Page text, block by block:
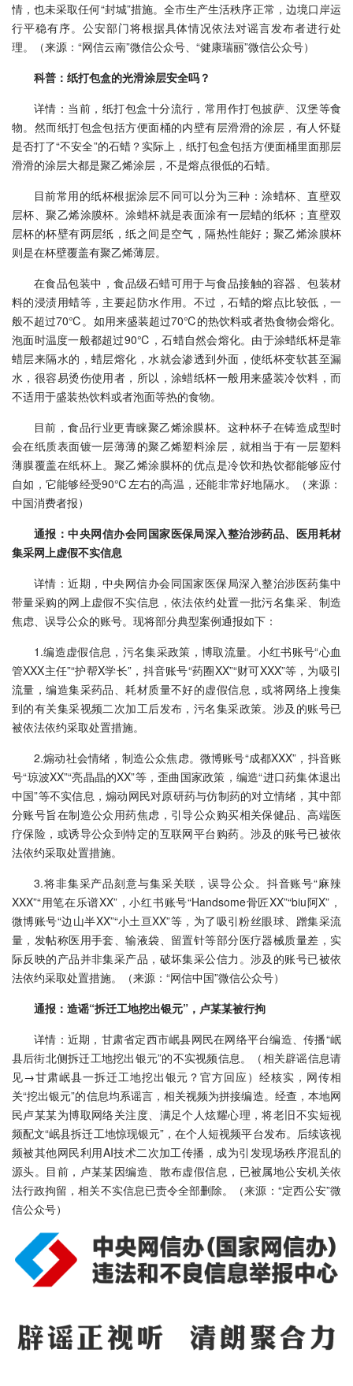
情，也未采取任何“封城”措施。全市生产生活秩序正常，边境口岸运
行平稳有序。公安部门将根据具体情况依法对谣言发布者进行处
理。（来源：“网信云南”微信公众号、“健康瑞丽”微信公众号）
科普：纸打包盒的光滑涂层安全吗？
详情：当前，纸打包盒十分流行，常用作打包披萨、汉堡等食
物。然而纸打包盒包括方便面桶的内壁有层滑滑的涂层，有人怀疑
是否打了“不安全”的石蜡？实际上，纸打包盒包括方便面桶里面那层
滑滑的涂层大都是聚乙烯涂层，不是熔点很低的石蜡。
目前常用的纸杯根据涂层不同可以分为三种：涂蜡杯、直壁双
层杯、聚乙烯涂膜杯。涂蜡杯就是表面涂有一层蜡的纸杯；直壁双
层杯的杯壁有两层纸，纸之间是空气，隔热性能好；聚乙烯涂膜杯
则是在杯壁覆盖有聚乙烯薄层。
在食品包装中，食品级石蜡可用于与食品接触的容器、包装材
料的浸渍用蜡等，主要起防水作用。不过，石蜡的熔点比较低，一
般不超过70℃。如用来盛装超过70℃的热饮料或者热食物会熔化。
泡面时温度一般都超过90℃，石蜡自然会熔化。由于涂蜡纸杯是靠
蜡层来隔水的，蜡层熔化，水就会渗透到外面，使纸杯变软甚至漏
水，很容易烫伤使用者，所以，涂蜡纸杯一般用来盛装冷饮料，而
不适用于盛装热饮料或者泡面等热的食物。
目前，食品行业更青睐聚乙烯涂膜杯。这种杯子在铸造成型时
会在纸质表面镀一层薄薄的聚乙烯塑料涂层，就相当于有一层塑料
薄膜覆盖在纸杯上。聚乙烯涂膜杯的优点是冷饮和热饮都能够应付
自如，它能够经受90℃左右的高温，还能非常好地隔水。（来源：
中国消费者报）
通报：中央网信办会同国家医保局深入整治涉药品、医用耗材
集采网上虚假不实信息
详情：近期，中央网信办会同国家医保局深入整治涉医药集中
带量采购的网上虚假不实信息，依法依约处置一批污名集采、制造
焦虑、误导公众的账号。现将部分典型案例通报如下：
1.编造虚假信息，污名集采政策，博取流量。小红书账号“心血
管XXX主任”“护帮X学长”，抖音账号“药圈XX”“财可XXX”等，为吸引
流量，编造集采药品、耗材质量不好的虚假信息，或将网络上搜集
到的有关集采视频二次加工后发布，污名集采政策。涉及的账号已
被依法依约采取处置措施。
2.煽动社会情绪，制造公众焦虑。微博账号“成都XXX”，抖音账
号“琼波XX”“亮晶晶的XX”等，歪曲国家政策，编造“进口药集体退出
中国”等不实信息，煽动网民对原研药与仿制药的对立情绪，其中部
分账号旨在制造公众用药焦虑，引导公众购买相关保健品、高端医
疗保险，或诱导公众到特定的互联网平台购药。涉及的账号已被依
法依约采取处置措施。
3.将非集采产品刻意与集采关联，误导公众。抖音账号“麻辣
XXX”“用笔在乐谱XX”，小红书账号“Handsome骨匠XX”“biu阿X”，
微博账号“边山半XX”“小土亘XX”等，为了吸引粉丝眼球、蹭集采流
量，发帖称医用手套、输液袋、留置针等部分医疗器械质量差，实
际反映的产品并非集采产品，破坏集采公信力。涉及的账号已被依
法依约采取处置措施。（来源：“网信中国”微信公众号）
通报：造谣“拆迁工地挖出银元”，卢某某被行拘
详情：近期，甘肃省定西市岷县网民在网络平台编造、传播“岷
县后街北侧拆迁工地挖出银元”的不实视频信息。（相关辟谣信息请
见→甘肃岷县一拆迁工地挖出银元？官方回应）经核实，网传相
关“挖出银元”的信息均系谣言，相关视频为拼接编造。经查，本地网
民卢某某为博取网络关注度、满足个人炫耀心理，将老旧不实短视
频配文“岷县拆迁工地惊现银元”，在个人短视频平台发布。后续该视
频被其他网民利用AI技术二次加工传播，成为引发现场秩序混乱的
源头。目前，卢某某因编造、散布虚假信息，已被属地公安机关依
法行政拘留，相关不实信息已责令全部删除。（来源：“定西公安”微
信公众号）